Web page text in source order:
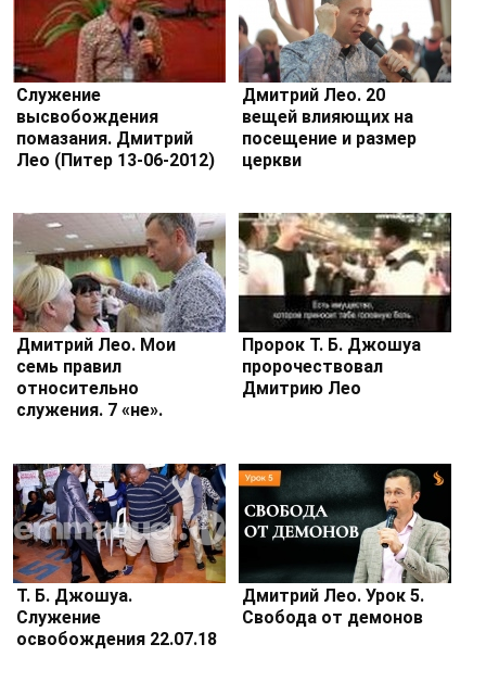
Служение
высвобождения
помазания. Дмитрий
Лео (Питер 13-06-2012)
Дмитрий Лео. 20
вещей влияющих на
посещение и размер
церкви
Дмитрий Лео. Мои
семь правил
относительно
служения. 7 «не».
Пророк Т. Б. Джошуа
пророчествовал
Дмитрию Лео
Т. Б. Джошуа.
Служение
освобождения 22.07.18
Дмитрий Лео. Урок 5.
Свобода от демонов